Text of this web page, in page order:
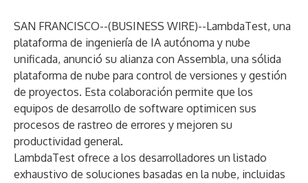
SAN FRANCISCO--(BUSINESS WIRE)--LambdaTest, una
plataforma de ingeniería de IA autónoma y nube
unificada, anunció su alianza con Assembla, una sólida
plataforma de nube para control de versiones y gestión
de proyectos. Esta colaboración permite que los
equipos de desarrollo de software optimicen sus
procesos de rastreo de errores y mejoren su
productividad general.
LambdaTest ofrece a los desarrolladores un listado
exhaustivo de soluciones basadas en la nube, incluidas